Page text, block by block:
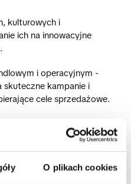
O plikach cookies
kulturowych i
ich na innowacyjne
i operacyjnym -
skuteczne kampanie i
cele sprzedażowe.
implementację oraz